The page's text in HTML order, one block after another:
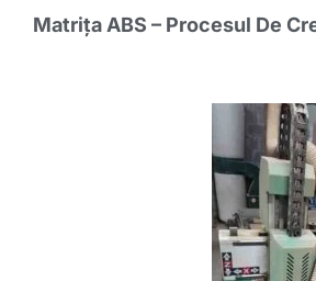
Matrița ABS – Procesul De